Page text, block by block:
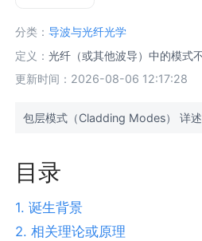
分类：导波与光纤光学
定义：光纤（或其他波导）中的模式
更新时间：2026-08-06 12:17:28
包层模式（Cladding Modes） 详述
目录
1. 诞生背景
2. 相关理论或原理